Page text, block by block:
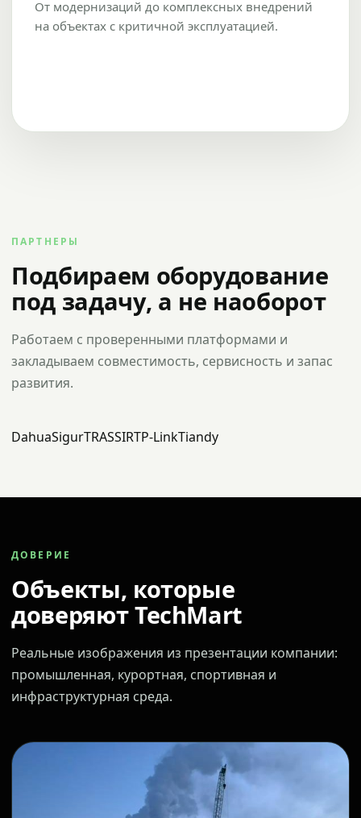
От модернизаций до комплексных внедрений
на объектах с критичной эксплуатацией.
ПАРТНЕРЫ
Подбираем оборудование
под задачу, а не наоборот
Работаем с проверенными платформами и
закладываем совместимость, сервисность и запас
развития.
DahuaSigurTRASSIRTP-LinkTiandy
ДОВЕРИЕ
Объекты, которые
доверяют TechMart
Реальные изображения из презентации компании:
промышленная, курортная, спортивная и
инфраструктурная среда.